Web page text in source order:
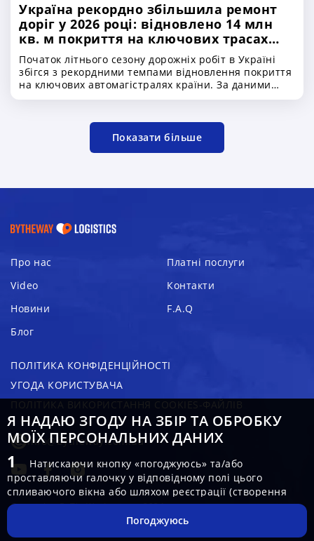
Україна рекордно збільшила ремонт
доріг у 2026 році: відновлено 14 млн
кв. м покриття на ключових трасах
Київ–Чоп, Київ–Одеса та міжнародних
логістичних маршрутах
Початок літнього сезону дорожніх робіт в Україні
збігся з рекордними темпами відновлення покриття
на ключових автомагістралях країни. За даними
Міністерства розвитку громад та територій України,
державного значення вже відремонтовано близько
14 мільйонів квадратних метрів дорожнього
покриття. Для транспортної галузі це означає
маршрутів усередині країни
Показати більше
Про нас
Платні послуги
Video
Контакти
Новини
F.A.Q
Блог
info@bytheway.com.ua
Copyright - ByTheWayLogistics 2024
ПОЛІТИКА КОНФІДЕНЦІЙНОСТІ
УГОДА КОРИСТУВАЧА
Я НАДАЮ ЗГОДУ НА ЗБІР ТА ОБРОБКУ
МОЇХ ПЕРСОНАЛЬНИХ ДАНИХ
Натискаючи кнопку «погоджуюсь» та/або
проставляючи галочку у відповідному полі цього
спливаючого вікна або шляхом реєстрації (створення
особистого кабінету) на веб-сайті за адресою:
https://bytheway.com.ua/(далі – «Платформа»),
Користувач – суб’єкт персональних даних добровільно,
Погоджуюсь